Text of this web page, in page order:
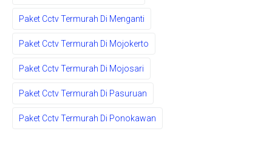
Paket Cctv Termurah Di Menganti
Paket Cctv Termurah Di Mojokerto
Paket Cctv Termurah Di Mojosari
Paket Cctv Termurah Di Pasuruan
Paket Cctv Termurah Di Ponokawan